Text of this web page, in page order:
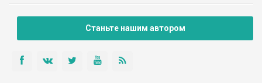
Станьте нашим автором